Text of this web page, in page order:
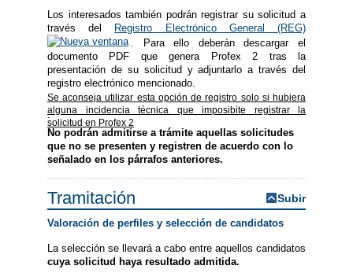
Los interesados también podrán registrar su solicitud a
través del Registro Electrónico General (REG)
. Para ello deberán descargar el
documento PDF que genera Profex 2 tras la
presentación de su solicitud y adjuntarlo a través del
registro electrónico mencionado.
Se aconseja utilizar esta opción de registro solo si hubiera
alguna incidencia técnica que imposibite registrar la
solicitud en Profex 2
.
No podrán admitirse a trámite aquellas solicitudes
que no se presenten y registren de acuerdo con lo
señalado en los párrafos anteriores.
Tramitación Subir
Valoración de perfiles y selección de candidatos
La selección se llevará a cabo entre aquellos candidatos
cuya solicitud haya resultado admitida.